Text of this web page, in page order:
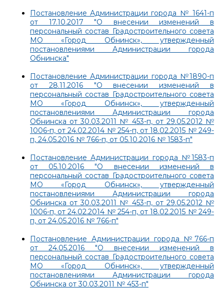
Постановление Администрации города № 1641-п
от 17.10.2017 "О внесении изменений в
персональный состав Градостроительного совета
МО «Город Обнинск», утвержденный
постановлениями Администрации города
Обнинска"
Постановление Администрации города №1890-п
от 28.11.2016 "О внесении изменений в
персональный состав Градостроительного совета
МО «Город Обнинск», утвержденный
постановлениями Администрации города
Обнинска от 30.03.2011 № 453-п, от 29.05.2012 №
1006-п, от 24.02.2014 № 254-п, от 18.02.2015 № 249-
п, 24.05.2016 № 766-п, от 05.10.2016 № 1583-п"
Постановление Администрации города №1583-п
от 05.10.2016 "О внесении изменений в
персональный состав Градостроительного совета
МО «Город Обнинск», утвержденный
постановлениями Администрации города
Обнинска от 30.03.2011 № 453-п, от 29.05.2012 №
1006-п, от 24.02.2014 № 254-п, от 18.02.2015 № 249-
п, от 24.05.2016 № 766-п"
Постановление Администрации города №766-п
от 24.05.2016 "О внесении изменений в
персональный состав Градостроительного совета
МО «Город Обнинск», утвержденный
постановлениями Администрации города
Обнинска от 30.03.2011 № 453-п"